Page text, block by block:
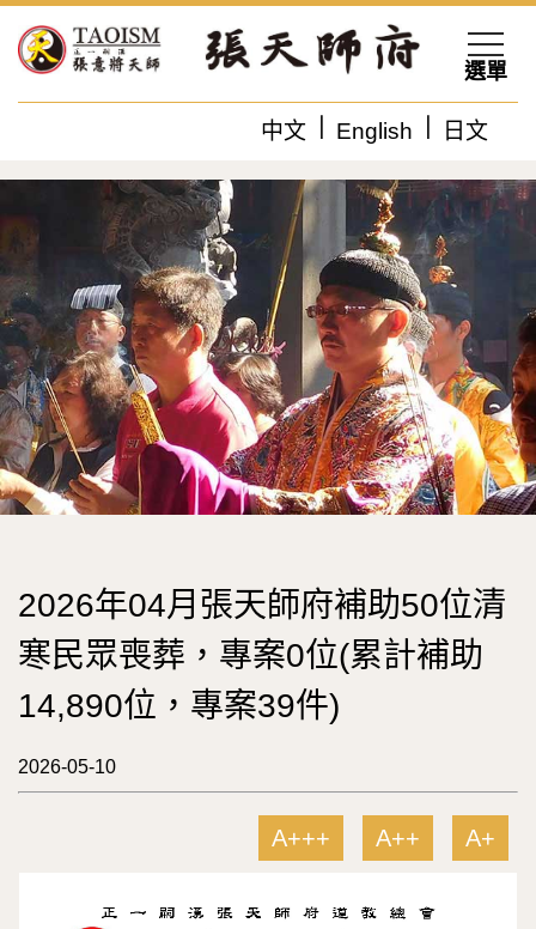
中文 English 日文
選單
2026年04月張天師府補助50位清
寒民眾喪葬，專案0位(累計補助
14,890位，專案39件)
2026-05-10
A+++ A++ A+